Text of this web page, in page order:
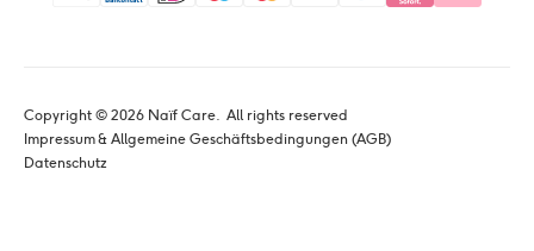
Copyright © 2026 Naïf Care. All rights reserved
Impressum & Allgemeine Geschäftsbedingungen (AGB)
Datenschutz